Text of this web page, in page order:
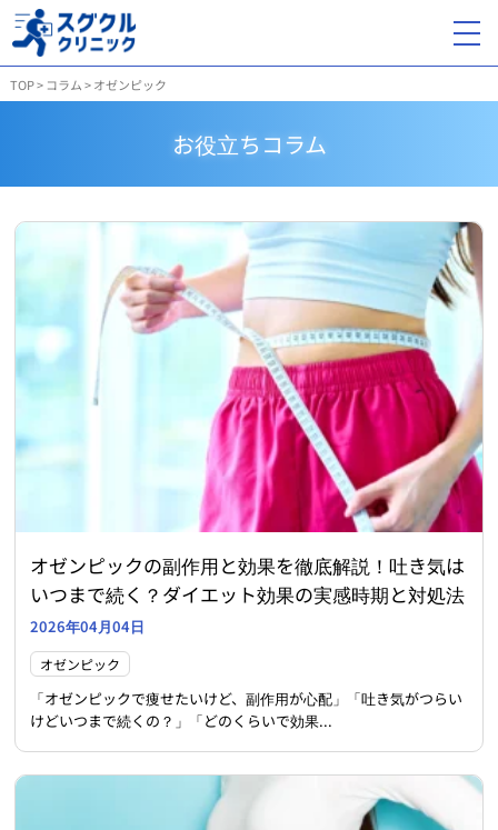
TOP> コラム>オゼンピック
お役立ちコラム
オゼンピックの副作用と効果を徹底解説！吐き気は
いつまで続く？ダイエット効果の実感時期と対処法
2026年04月04日
オゼンピック
「オゼンピックで痩せたいけど、副作用が心配」「吐き気がつらい
けどいつまで続くの？」「どのくらいで効果...